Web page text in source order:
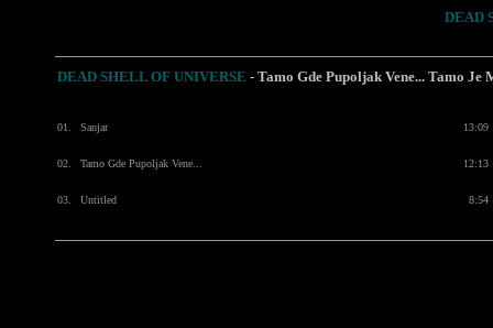
DEAD
DEAD SHELL OF UNIVERSE - Tamo Gde Pupoljak Vene... Tamo Je
01. Sanjar 13:09
02. Tamo Gde Pupoljak Vene... 12:13
03. Untitled 8:54